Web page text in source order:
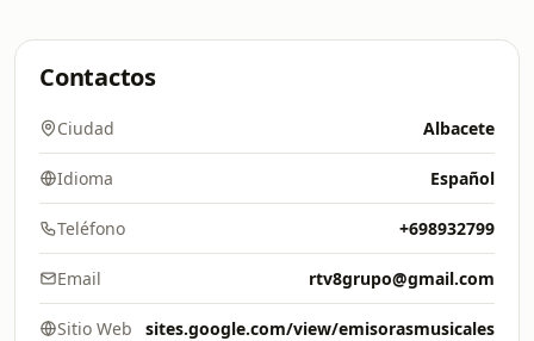
Contactos
Ciudad Albacete
Idioma Español
Teléfono +698932799
Email rtv8grupo@gmail.com
Sitio Web sites.google.com/view/emisorasmusicales